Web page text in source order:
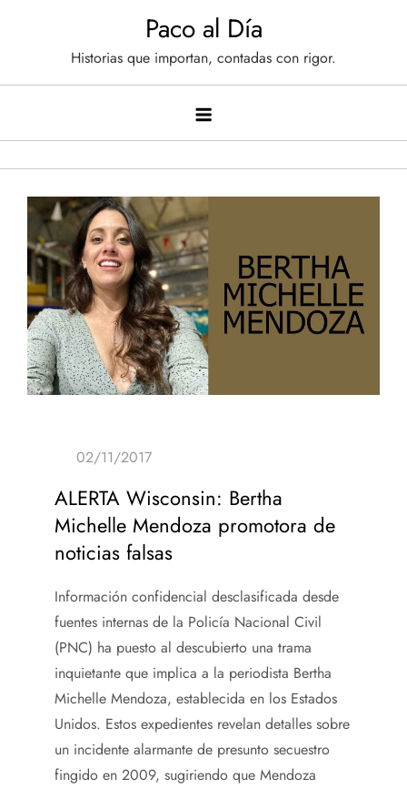
Paco al Día
Historias que importan, contadas con rigor.
ALERTA Wisconsin: Bertha
Michelle Mendoza promotora de
noticias falsas
Información confidencial desclasificada desde
fuentes internas de la Policía Nacional Civil
(PNC) ha puesto al descubierto una trama
inquietante que implica a la periodista Bertha
Michelle Mendoza, establecida en los Estados
Unidos. Estos expedientes revelan detalles sobre
un incidente alarmante de presunto secuestro
fingido en 2009, sugiriendo que Mendoza